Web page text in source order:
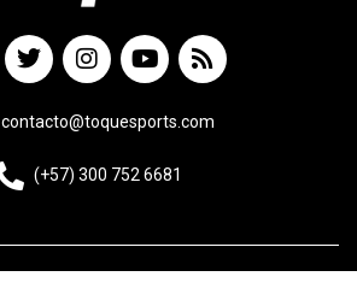
contacto@toquesports.com
(+57) 300 752 6681